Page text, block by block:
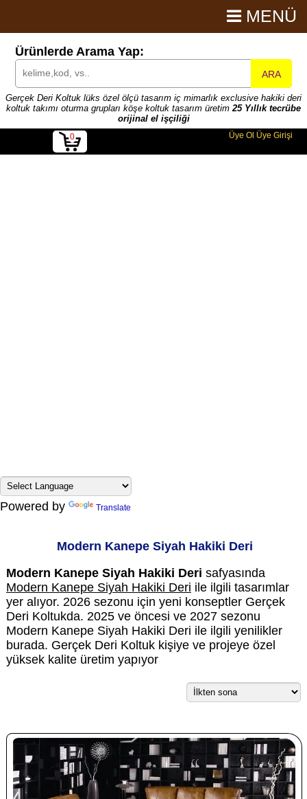
MENÜ
Ürünlerde Arama Yap:
ARA
Gerçek Deri Koltuk lüks özel ölçü tasarım iç mimarlık exclusive hakiki deri
koltuk takımı oturma grupları köşe koltuk tasarım üretim25 Yıllık tecrübe
orijinal el işçiliği
0 Üye Ol Üye Girişi
Powered by Translate
Modern Kanepe Siyah Hakiki Deri
Modern Kanepe Siyah Hakiki Deri safyasında
Modern Kanepe Siyah Hakiki Deri ile ilgili tasarımlar
yer alıyor. 2026 sezonu için yeni konseptler Gerçek
Deri Koltukda. 2025 ve öncesi ve 2027 sezonu
Modern Kanepe Siyah Hakiki Deri ile ilgili yenilikler
burada. Gerçek Deri Koltuk kişiye ve projeye özel
yüksek kalite üretim yapıyor